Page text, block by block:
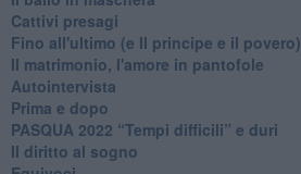
Cattivi presagi
Fino all'ultimo (e Il principe e il povero)
Il matrimonio, l'amore in pantofole
Autointervista
Prima e dopo
​PASQUA 2022 “Tempi difficili” e duri
Il diritto al sogno